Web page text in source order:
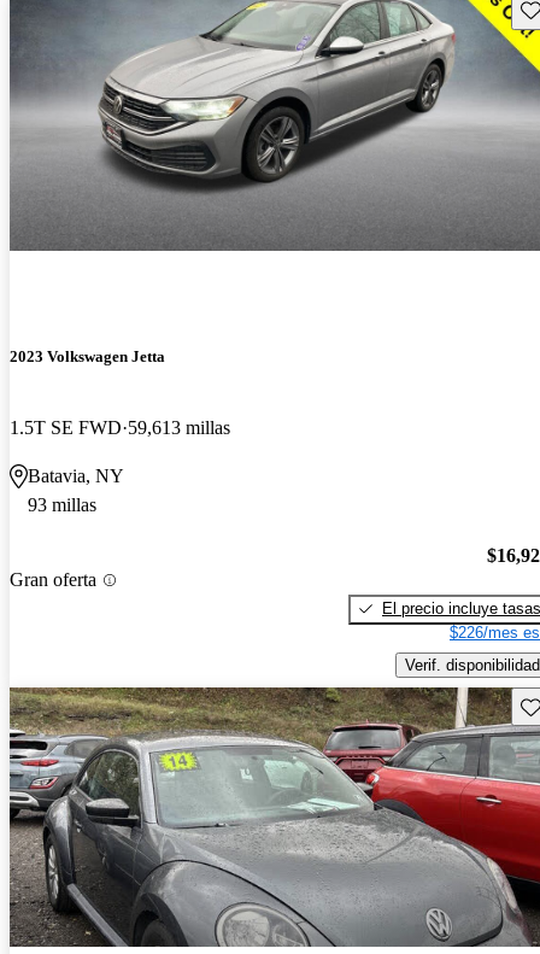
2023 Volkswagen Jetta
1.5T SE FWD 59,613 millas
Batavia, NY
93 millas
Gran oferta
El precio incluye tasas
$226/mes
Verif. disponibilidad